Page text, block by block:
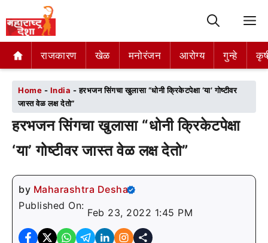
राजकारण खेळ मनोरंजन आरोग्य गुन्हे
राजकारण खेळ मनोरंजन आरोग्य गुन्हे
Home - India -हरभजन सिंगचा खुलासा “धोनी क्रिकेटपेक्षा ‘या’ गोष्टीवर
जास्त वेळ लक्ष देतो”
हरभजन सिंगचा खुलासा “धोनी क्रिकेटपेक्षा
‘या’ गोष्टीवर जास्त वेळ लक्ष देतो”
by Maharashtra Desha
Published On:
Feb 23, 2022 1:45 PM